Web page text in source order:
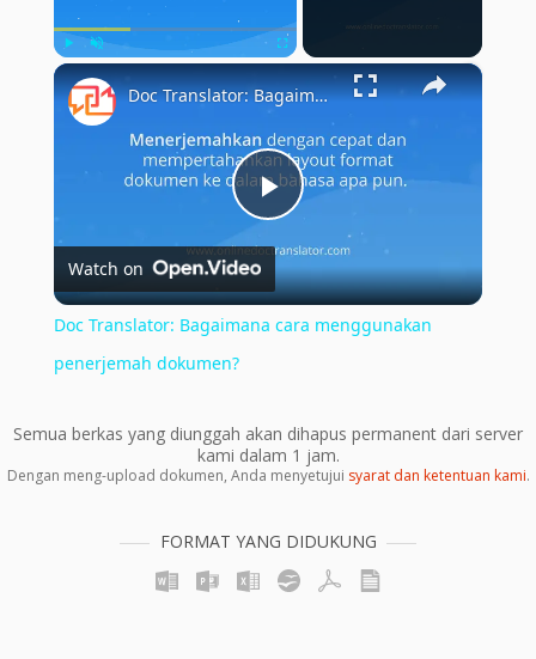
Play Unmute Fullscreen ×
Play
Video
Doc Translator: Bagaimana cara menggunakan penerjemah dokumen?
Watch on
Doc Translator: Bagaimana cara menggunakan
penerjemah dokumen?
Semua berkas yang diunggah akan dihapus permanent dari server
kami dalam 1 jam.
Dengan meng-upload dokumen, Anda menyetujui syarat dan ketentuan kami.
FORMAT YANG DIDUKUNG